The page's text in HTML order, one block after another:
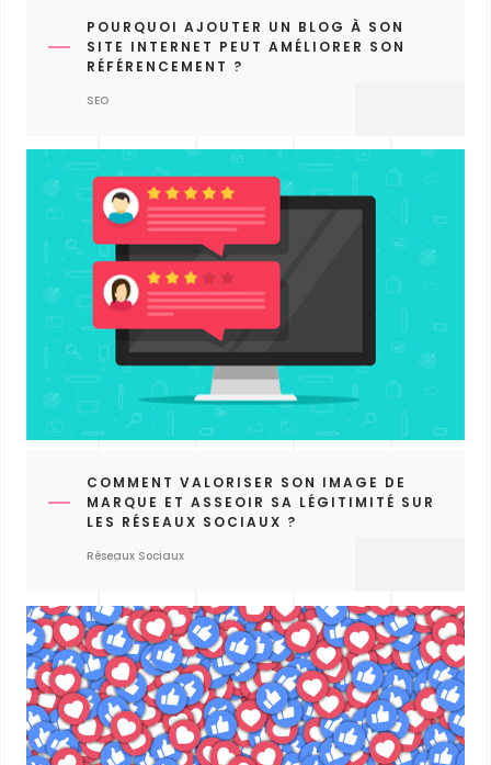
POURQUOI AJOUTER UN BLOG À SON
SITE INTERNET PEUT AMÉLIORER SON
RÉFÉRENCEMENT ?
SEO
COMMENT VALORISER SON IMAGE DE
MARQUE ET ASSEOIR SA LÉGITIMITÉ SUR
LES RÉSEAUX SOCIAUX ?
Réseaux Sociaux